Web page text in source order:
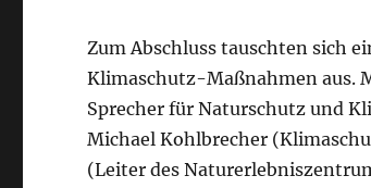
Zum Abschluss tauschten sich
Klimaschutz-Maßnahmen aus.
Sprecher für Naturschutz und
Michael Kohlbrecher
(Leiter des